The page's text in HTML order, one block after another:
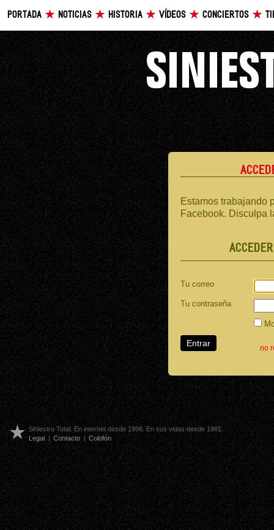
PORTADA NOTICIAS HISTORIA VÍDEOS CONCIERTOS
Estamos trabajando
Facebook. Disculpa
Tu correo
Tu contraseña
no
Siniestro Total. En internet desde 1996. En sus vidas desde 1981.
Legal | Contacto | Colofón